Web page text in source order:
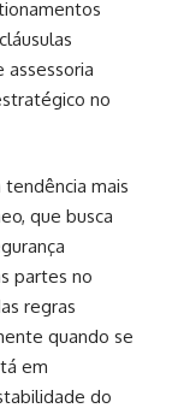
assessoria
no
mais
que busca
partes no
regras
quando se
em
do